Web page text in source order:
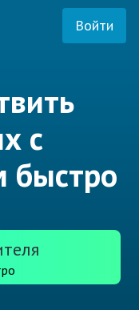
Войти
с
быстро